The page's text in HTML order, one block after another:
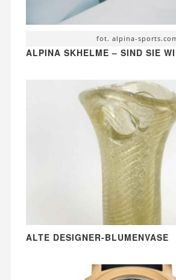
fot. alpina-
ALPINA SKHELME – SIND SIE
ALTE DESIGNER-BLUMENVASE